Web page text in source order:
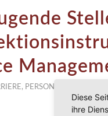
, PERSONAL
Diese
ihre